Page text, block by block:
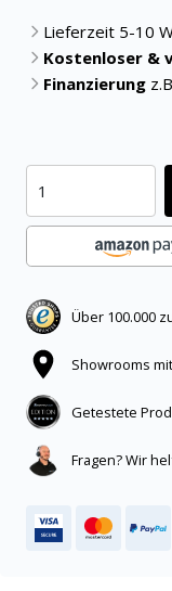
Lieferzeit 5-10
Kostenloser &
Finanzierung
Über 100.000
Showrooms
Getestete
Fragen? Wir